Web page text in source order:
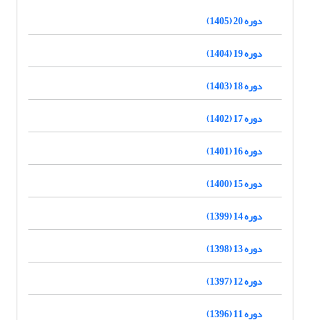
دوره 20 (1405)
دوره 19 (1404)
دوره 18 (1403)
دوره 17 (1402)
دوره 16 (1401)
دوره 15 (1400)
دوره 14 (1399)
دوره 13 (1398)
دوره 12 (1397)
دوره 11 (1396)